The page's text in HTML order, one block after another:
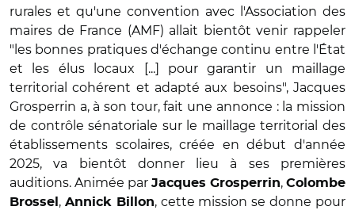
rurales et qu'une convention avec l'Association des
maires de France (AMF) allait bientôt venir rappeler
"les bonnes pratiques d'échange continu entre l'État
et les élus locaux [...] pour garantir un maillage
territorial cohérent et adapté aux besoins", Jacques
Grosperrin a, à son tour, fait une annonce : la mission
de contrôle sénatoriale sur le maillage territorial des
établissements scolaires, créée en début d'année
2025, va bientôt donner lieu à ses premières
auditions. Animée par Jacques Grosperrin, Colombe
Brossel , Annick Billon, cette mission se donne pour